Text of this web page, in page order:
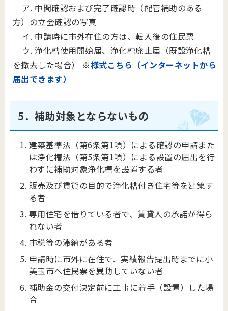
ア. 中間確認および完了確認時（配管補助のある
方）の立会確認の写真
イ. 申請時に市外在住の方は、転入後の住民票
ウ. 浄化槽使用開始届、浄化槽廃止届（既設浄化槽
を撤去した場合） ※様式こちら（インターネットから
届出できます）
5．補助対象とならないもの
建築基準法（第6条第1項）による確認の申請また
は浄化槽法（第5条第1項）による設置の届出を行
わずに補助対象浄化槽を設置する者
販売及び賃貸の目的で浄化槽付き住宅等を建築す
る者
専用住宅を借りている者で、賃貸人の承諾が得ら
れない者
市税等の滞納がある者
申請時に市外に在住で、実績報告提出時までに小
美玉市へ住民票を異動していない者
補助金の交付決定前に工事に着手（設置）した場
合